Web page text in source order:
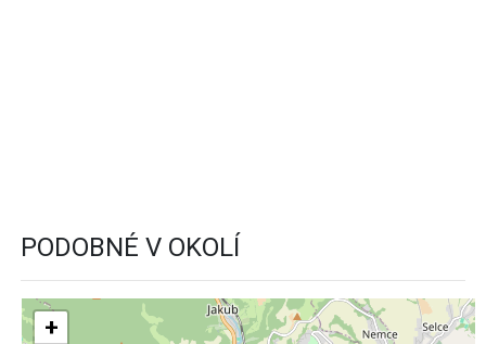
PODOBNÉ V OKOLÍ
+